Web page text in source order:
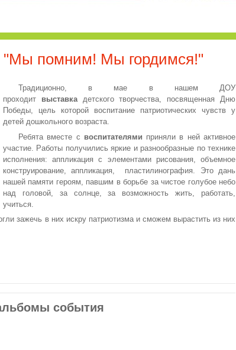
"Мы помним! Мы гордимся!"
Традиционно, в мае в нашем ДОУ
проходит выставкадетского творчества, посвященная Дню
Победы, цель которой воспитание патриотических чувств у
детей дошкольного возраста.
Ребята вместе с воспитателями приняли в ней активное
участие. Работы получились яркие и разнообразные по технике
исполнения: аппликация с элементами рисования, объемное
конструирование, аппликация, пластилинография. Это дань
нашей памяти героям, павшим в борьбе за чистое голубое небо
над головой, за солнце, за возможность жить, работать,
учиться.
зажечь в них искру патриотизма и сможем вырастить из них
события